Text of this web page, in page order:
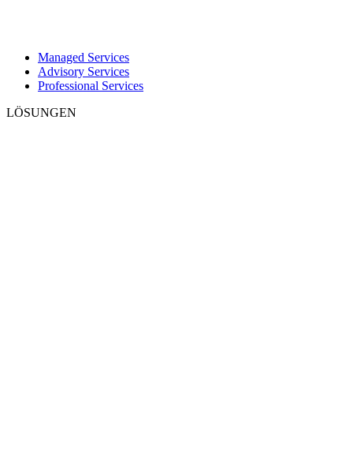
Managed Services
Advisory Services
Professional Services
LÖSUNGEN